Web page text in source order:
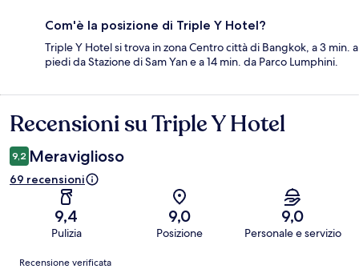
Com'è la posizione di Triple Y Hotel?
Triple Y Hotel si trova in zona Centro città di Bangkok, a 3 min. a
piedi da Stazione di Sam Yan e a 14 min. da Parco Lumphini.
Recensioni
Recensioni su Triple Y Hotel
9,2 Meraviglioso
69 recensioni
9,4
Pulizia
9,0
Posizione
9,0
Personale e servizio
Recensioni
Recensione verificata